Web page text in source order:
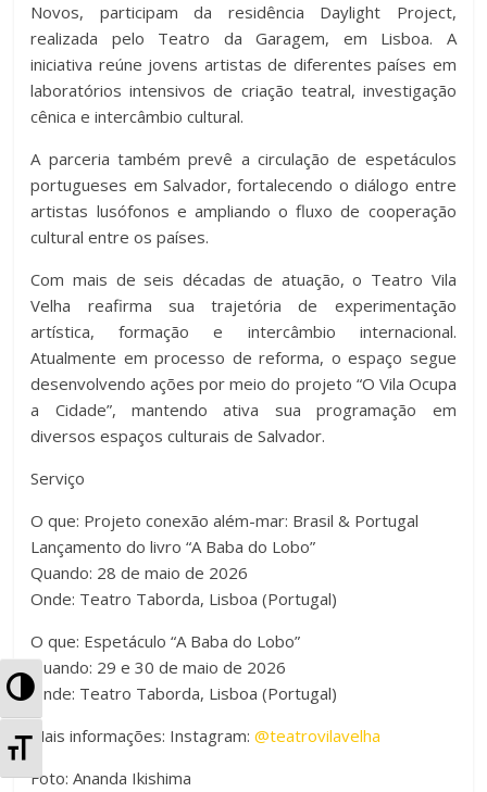
A
t
A
Novos, participam da residência Daylight Project,
realizada pelo Teatro da Garagem, em Lisboa. A
iniciativa reúne jovens artistas de diferentes países em
laboratórios intensivos de criação teatral, investigação
cênica e intercâmbio cultural.
A parceria também prevê a circulação de espetáculos
portugueses em Salvador, fortalecendo o diálogo entre
artistas lusófonos e ampliando o fluxo de cooperação
cultural entre os países.
Com mais de seis décadas de atuação, o Teatro Vila
Velha reafirma sua trajetória de experimentação
artística, formação e intercâmbio internacional.
Atualmente em processo de reforma, o espaço segue
desenvolvendo ações por meio do projeto “O Vila Ocupa
a Cidade”, mantendo ativa sua programação em
diversos espaços culturais de Salvador.
Serviço
O que: Projeto conexão além-mar: Brasil & Portugal
Lançamento do livro “A Baba do Lobo”
Quando: 28 de maio de 2026
Onde: Teatro Taborda, Lisboa (Portugal)
O que: Espetáculo “A Baba do Lobo”
Quando: 29 e 30 de maio de 2026
Onde: Teatro Taborda, Lisboa (Portugal)
Mais informações: Instagram:@teatrovilavelha
Foto:Ananda Ikishima